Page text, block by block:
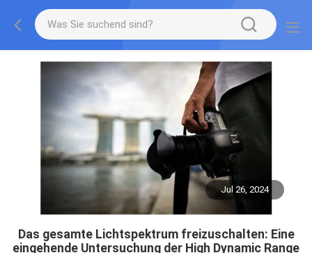
Jul 26, 2024
Das gesamte Lichtspektrum freizuschalten: Eine
eingehende Untersuchung der High Dynamic Range